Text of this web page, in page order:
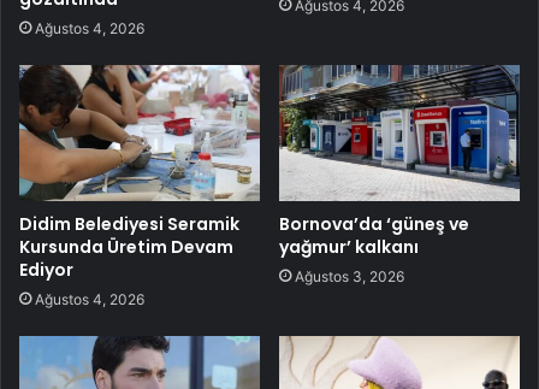
Ağustos 4, 2026
Ağustos 4, 2026
Didim Belediyesi Seramik
Kursunda Üretim Devam
Ediyor
Ağustos 4, 2026
Bornova’da ‘güneş ve
yağmur’ kalkanı
Ağustos 3, 2026